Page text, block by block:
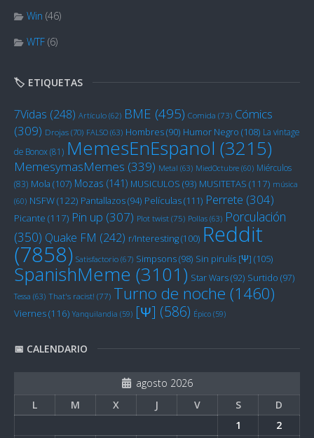
Win (46)
WTF (6)
🏷️ ETIQUETAS
7Vidas (248) Artículo (62) BME (495) Comida (73) Cómics
(309) Drojas (70) FALSO (63) Hombres(90) Humor Negro (108) La vintage
de Bonox(81) MemesEnEspanol (3215)
MemesymasMemes (339) Metal (63) MiedOctubre (60) Miérculos
(83) Mola (107) Mozas (141) MUSICULOS (93) MUSITETAS (117) música
(60) NSFW(122) Pantallazos(94) Películas(111) Perrete (304)
Picante (117) Pin up (307) Plot twist (75) Pollas (63) Porculación
(350) Quake FM (242) r/Interesting(100) Reddit
(7858) Satisfactorio (67) Simpsons(98) Sin pirulís [Ψ] (105)
SpanishMeme (3101) Star Wars(92) Surtido (97)
Tessa (63) That's racist! (77) Turno de noche (1460)
Viernes(116) Yanquilandia (59) [Ψ] (586) Épico (59)
📅 CALENDARIO
agosto 2026
L
M X J V S
D
1
2